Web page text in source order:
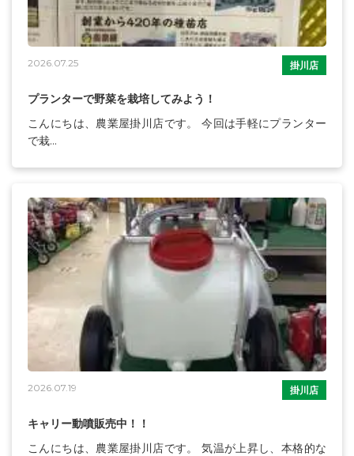
2026.07.25 掛川店
プランターで野菜を栽培してみよう！
こんにちは、農業屋掛川店です。 今回は手軽にプランター
で栽...
2026.07.19 掛川店
キャリー動噴販売中！！
こんにちは、農業屋掛川店です。 気温が上昇し、本格的な